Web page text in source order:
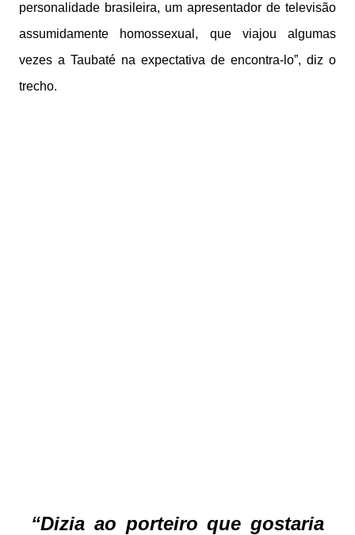
personalidade brasileira, um apresentador de televisão
assumidamente homossexual, que viajou algumas
vezes a Taubaté na expectativa de encontra-lo”, diz o
trecho.
“Dizia ao porteiro que gostaria